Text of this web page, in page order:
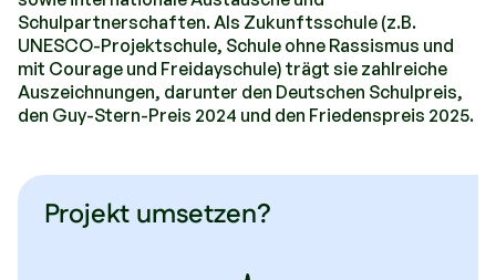
Schulpartnerschaften. Als Zukunftsschule (z.B.
UNESCO-Projektschule, Schule ohne Rassismus und
mit Courage und Freidayschule) trägt sie zahlreiche
Auszeichnungen, darunter den Deutschen Schulpreis,
den Guy-Stern-Preis 2024 und den Friedenspreis 2025.
Projekt umsetzen?